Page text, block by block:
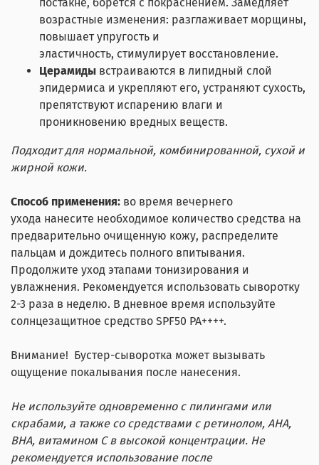
возрастные изменения: разглаживает морщины,
повышает упругость и
эластичность, стимулирует восстановление.
Церамиды встраиваются в липидный слой
эпидермиса и укрепляют его, устраняют сухость,
препятствуют испарению влаги и
проникновению вредных веществ.
Подходит для нормальной, комбинированной, сухой и
жирной кожи.
Способ применения: во время вечернего
ухода нанесите необходимое количество средства на
предварительно очищенную кожу, распределите
пальцам и дождитесь полного впитывания.
Продолжите уход этапами тонизирования и
увлажнения. Рекомендуется использовать сыворотку
2-3 раза в неделю. В дневное время используйте
солнцезащитное средство SPF50 PA++++.
Внимание! Бустер-сыворотка может вызывать
ощущение покалывания после нанесения.
Не используйте одновременно с пилингами или
скрабами, а также со средствами с ретинолом, AHA,
BHA, витамином C в высокой концентрации. Не
рекомендуется использование после